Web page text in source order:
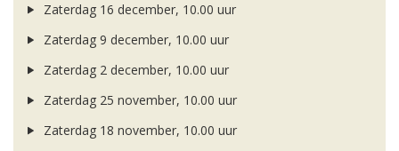
Zaterdag 16 december, 10.00 uur
Zaterdag 9 december, 10.00 uur
Zaterdag 2 december, 10.00 uur
Zaterdag 25 november, 10.00 uur
Zaterdag 18 november, 10.00 uur